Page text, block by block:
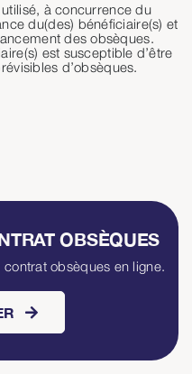
à concurrence du
du(des) bénéficiaire(s) et
des obsèques.
est susceptible d’être
d’obsèques.
OBSÈQUES
obsèques en ligne.